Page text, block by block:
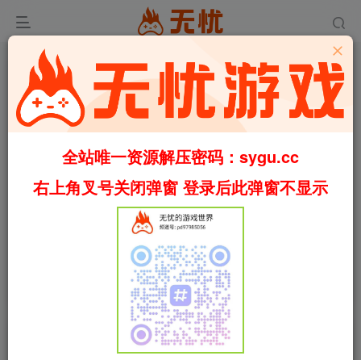
00:00/00:50 speed
Video load failed
重建你的岛屿/Restore Your Island
Build.22737482（官中）
全站唯一资源解压密码：sygu.cc
右上角叉号关闭弹窗 登录后此弹窗不显示